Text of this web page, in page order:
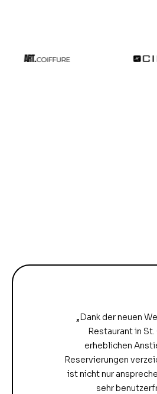
„Dank der neuen
Restaurant in St.
erheblichen
Reservierungen
ist nicht nur
sehr